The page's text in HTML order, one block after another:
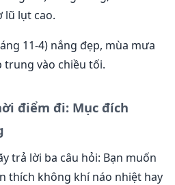
lũ lụt cao.
11-4) nắng đẹp, mùa mưa
trung vào chiều tối.
điểm đi: Mục đích
trả lời ba câu hỏi: Bạn muốn
thích không khí náo nhiệt hay